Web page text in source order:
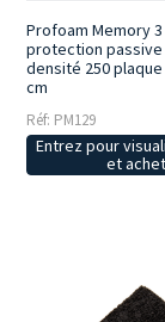
Profoam Memory 3
protection passive
densité 250 plaque
cm
Réf: PM129
Entrez pour
et